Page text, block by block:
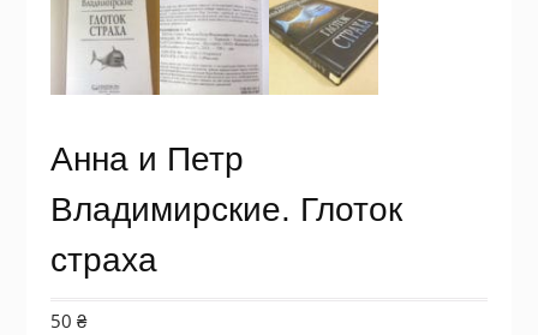
Анна и Петр
Владимирские. Глоток
страха
50 ₴